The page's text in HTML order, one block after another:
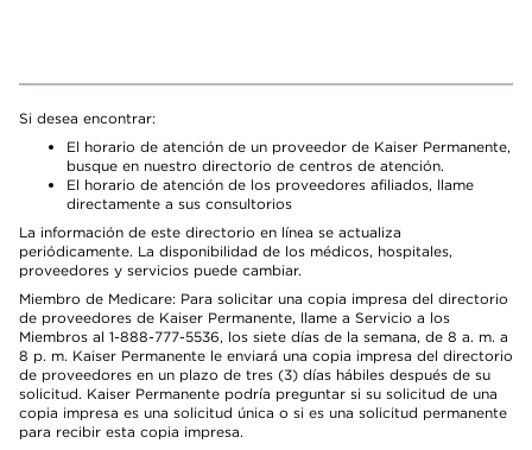
Si desea encontrar:
El horario de atención de un proveedor de Kaiser Permanente,
busque en nuestro directorio de centros de atención.
El horario de atención de los proveedores afiliados, llame
directamente a sus consultorios
La información de este directorio en línea se actualiza
periódicamente. La disponibilidad de los médicos, hospitales,
proveedores y servicios puede cambiar.
Miembro de Medicare: Para solicitar una copia impresa del directorio
de proveedores de Kaiser Permanente, llame a Servicio a los
Miembros al 1-888-777-5536, los siete días de la semana, de 8 a. m. a
8 p. m. Kaiser Permanente le enviará una copia impresa del directorio
de proveedores en un plazo de tres (3) días hábiles después de su
solicitud. Kaiser Permanente podría preguntar si su solicitud de una
copia impresa es una solicitud única o si es una solicitud permanente
para recibir esta copia impresa.